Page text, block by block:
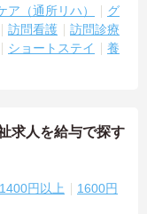
ア（通所リハ）
グ
訪問看護
訪問診療
ショートステイ
養
求人を給与で探す
1400円以上
1600円